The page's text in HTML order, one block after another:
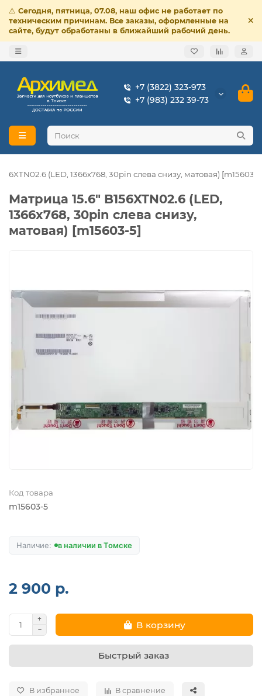
⚠️ Сегодня, пятница, 07.08, наш офис не работает по
техническим причинам. Все заказы, оформленные на
сайте, будут обработаны в ближайший рабочий день.
+7 (3822) 323-973
+7 (983) 232 39-73
(LED, 1366x768, 30pin слева снизу, матовая) [m15603-
Матрица 15.6" B156XTN02.6 (LED,
1366x768, 30pin слева снизу,
матовая) [m15603-5]
Код товара
m15603-5
в наличии в Томске
2 900 р.
В корзину
Быстрый заказ
В избранное В сравнение